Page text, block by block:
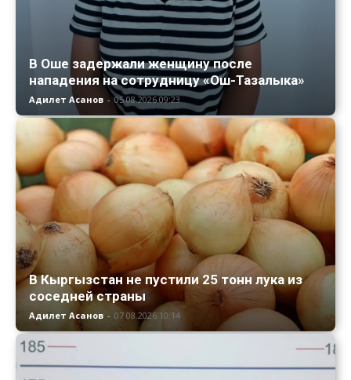
В Оше задержали женщину после
нападения на сотрудницу «Ош-Тазалыка»
Адилет Асанов - 05.08.2026 09:23
В Кыргызстан не пустили 25 тонн лука из
соседней страны
Адилет Асанов - 07.08.2026 10:14